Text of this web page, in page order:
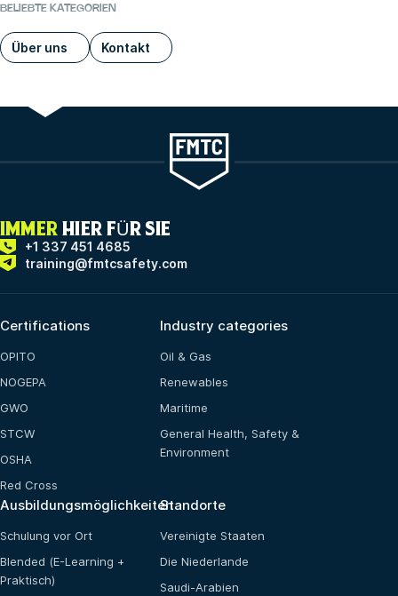
BELIEBTE KATEGORIEN
Über uns Kontakt
IMMER HIER FÜR SIE
+1 337 451 4685
training@fmtcsafety.com
Certifications
OPITO
NOGEPA
GWO
STCW
OSHA
Red Cross
Industry categories
Oil & Gas
Renewables
Maritime
General Health, Safety &
Environment
Ausbildungsmöglichkeiten
Schulung vor Ort
Blended (E-Learning +
Praktisch)
Standorte
Vereinigte Staaten
Die Niederlande
Saudi-Arabien